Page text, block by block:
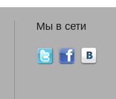
Мы в сети